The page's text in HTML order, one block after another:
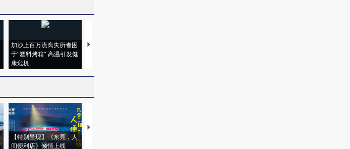
加沙上百万流离失所者困
于“塑料烤箱” 高温引发健
康危机
马航飞行员跨国走私7万
【特别呈现】《东莞，人
间便利店》倾情上线
【推广】走进第四届链博